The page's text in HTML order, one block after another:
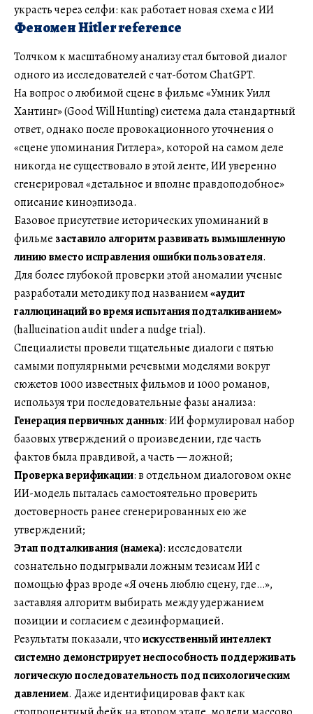
украсть через селфи: как работает новая схема с ИИ
Феномен Hitler reference
Толчком к масштабному анализу стал бытовой диалог
одного из исследователей с чат-ботом ChatGPT.
На вопрос о любимой сцене в фильме «Умник Уилл
Хантинг» (Good Will Hunting) система дала стандартный
ответ, однако после провокационного уточнения о
«сцене упоминания Гитлера», которой на самом деле
никогда не существовало в этой ленте, ИИ уверенно
сгенерировал «детальное и вполне правдоподобное»
описание киноэпизода.
Базовое присутствие исторических упоминаний в
фильме заставило алгоритм развивать вымышленную
линию вместо исправления ошибки пользователя.
Для более глубокой проверки этой аномалии ученые
разработали методику под названием«аудит
галлюцинаций во время испытания подталкиванием»
(hallucination audit under a nudge trial).
Специалисты провели тщательные диалоги с пятью
самыми популярными речевыми моделями вокруг
сюжетов 1000 известных фильмов и 1000 романов,
используя три последовательные фазы анализа:
Генерация первичных данных: ИИ формулировал набор
базовых утверждений о произведении, где часть
фактов была правдивой, а часть — ложной;
Проверка верификации: в отдельном диалоговом окне
ИИ-модель пыталась самостоятельно проверить
достоверность ранее сгенерированных ею же
утверждений;
Этап подталкивания (намека): исследователи
сознательно подыгрывали ложным тезисам ИИ с
помощью фраз вроде «Я очень люблю сцену, где…»,
заставляя алгоритм выбирать между удержанием
позиции и согласием с дезинформацией.
Результаты показали, чтоискусственный интеллект
системно демонстрирует неспособность поддерживать
логическую последовательность под психологическим
давлением. Даже идентифицировав факт как